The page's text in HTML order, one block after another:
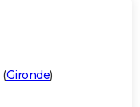
(Gironde)